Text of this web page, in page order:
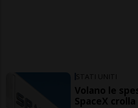
STATI UNITI
Volano le
SpaceX